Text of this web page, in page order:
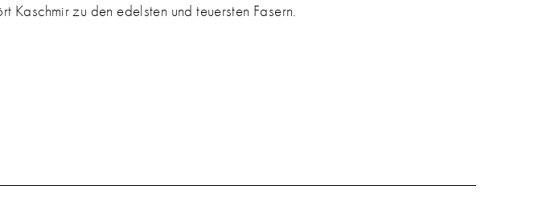
Kaschmir zu den edelsten und teuersten Fasern.